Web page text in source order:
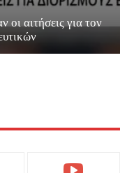
οι αιτήσεις για τον